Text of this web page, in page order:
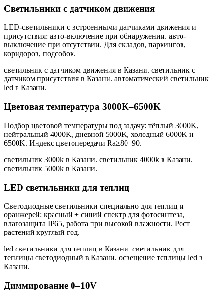
Светильники с датчиком движения
LED-светильники с встроенными датчиками движения и
присутствия: авто-включение при обнаружении, авто-
выключение при отсутствии. Для складов, паркингов,
коридоров, подсобок.
светильник с датчиком движения в Казани. светильник с
датчиком присутствия в Казани. автоматический светильник
led в Казани.
Цветовая температура 3000K–6500K
Подбор цветовой температуры под задачу: тёплый 3000K,
нейтральный 4000K, дневной 5000K, холодный 6000K и
6500K. Индекс цветопередачи Ra≥80–90.
светильник 3000k в Казани. светильник 4000k в Казани.
светильник 5000k в Казани.
LED светильники для теплиц
Светодиодные светильники специально для теплиц и
оранжерей: красный + синий спектр для фотосинтеза,
влагозащита IP65, работа при высокой влажности. Рост
растений круглый год.
led светильники для теплиц в Казани. светильник для
теплицы светодиодный в Казани. освещение теплицы led в
Казани.
Диммирование 0–10V